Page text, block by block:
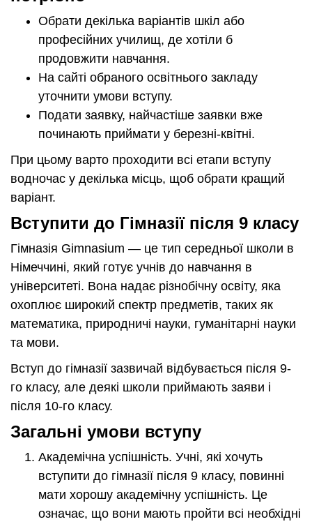
Обрати декілька варіантів шкіл або
професійних училищ, де хотіли б
продовжити навчання.
На сайті обраного освітнього закладу
уточнити умови вступу.
Подати заявку, найчастіше заявки вже
починають приймати у березні-квітні.
При цьому варто проходити всі етапи вступу
водночас у декілька місць, щоб обрати кращий
варіант.
Вступити до Гімназії після 9 класу
Гімназія Gimnasium — це тип середньої школи в
Німеччині, який готує учнів до навчання в
університеті. Вона надає різнобічну освіту, яка
охоплює широкий спектр предметів, таких як
математика, природничі науки, гуманітарні науки
та мови.
Вступ до гімназії зазвичай відбувається після 9-
го класу, але деякі школи приймають заяви і
після 10-го класу.
Загальні умови вступу
Академічна успішність. Учні, які хочуть
вступити до гімназії після 9 класу, повинні
мати хорошу академічну успішність. Це
означає, що вони мають пройти всі необхідні